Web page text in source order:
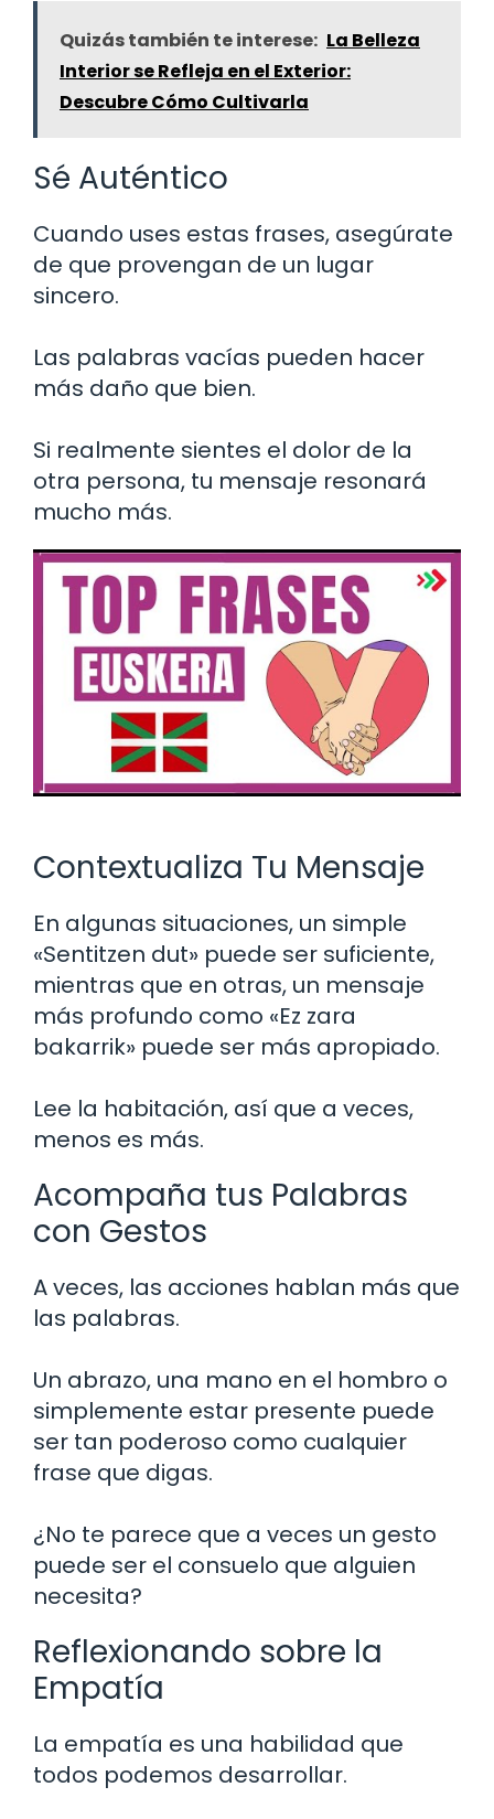
Quizás también te interese: La Belleza
Interior se Refleja en el Exterior:
Descubre Cómo Cultivarla
Sé Auténtico
Cuando uses estas frases, asegúrate
de que provengan de un lugar
sincero.
Las palabras vacías pueden hacer
más daño que bien.
Si realmente sientes el dolor de la
otra persona, tu mensaje resonará
mucho más.
Contextualiza Tu Mensaje
En algunas situaciones, un simple
«Sentitzen dut» puede ser suficiente,
mientras que en otras, un mensaje
más profundo como «Ez zara
bakarrik» puede ser más apropiado.
Lee la habitación, así que a veces,
menos es más.
Acompaña tus Palabras
con Gestos
A veces, las acciones hablan más que
las palabras.
Un abrazo, una mano en el hombro o
simplemente estar presente puede
ser tan poderoso como cualquier
frase que digas.
¿No te parece que a veces un gesto
puede ser el consuelo que alguien
necesita?
Reflexionando sobre la
Empatía
La empatía es una habilidad que
todos podemos desarrollar.